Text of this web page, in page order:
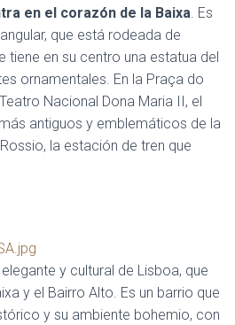
en el corazón de la Baixa . Es
que está rodeada de
tiene en su centro una estatua del
ornamentales. En la Praça do
Nacional Dona Maria II, el
antiguos y emblemáticos de la
la estación de tren que
y cultural de Lisboa, que
y el Bairro Alto. Es un barrio que
y su ambiente bohemio, con